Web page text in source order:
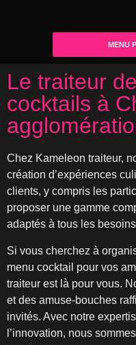
MENU
Le traiteur
cocktails à
Chez Kameleon traiteur,
création d’expériences
clients, y compris les
proposer une gamme
adaptés à tous les
Si vous cherchez à
menu cocktail pour vos
traiteur est là pour vous.
et des amuse-bouches
invités. Avec notre
l’innovation, nous